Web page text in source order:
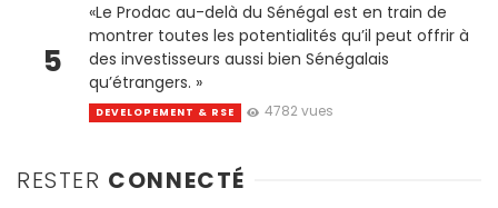
5
«Le Prodac au-delà du Sénégal est en train de
montrer toutes les potentialités qu’il peut offrir à
des investisseurs aussi bien Sénégalais
qu’étrangers. »
DEVELOPEMENT & RSE 4782 vues
RESTER CONNECTÉ